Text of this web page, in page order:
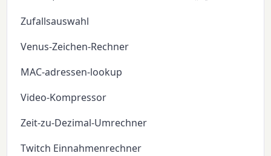
Zufallsauswahl
Venus-Zeichen-Rechner
MAC-adressen-lookup
Video-Kompressor
Zeit-zu-Dezimal-Umrechner
Twitch Einnahmenrechner